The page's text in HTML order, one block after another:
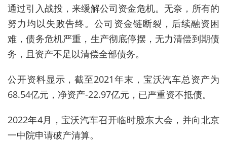
通过引入战投，来缓解公司资金危机。无奈，所有的
努力均以失败告终。公司资金链断裂，后续融资困
难，债务危机严重，生产彻底停摆，无力清偿到期债
务，且资产不足以清偿全部债务。
公开资料显示，截至2021年末，宝沃汽车总资产为
68.54亿元，净资产-22.97亿元，已严重资不抵债。
2022年4月，宝沃汽车召开临时股东大会，并向北京
一中院申请破产清算。